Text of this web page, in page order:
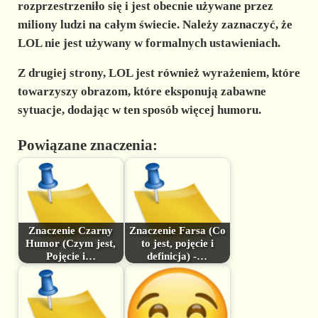
rozprzestrzeniło się i jest obecnie używane przez
miliony ludzi na całym świecie. Należy zaznaczyć, że
LOL nie jest używany w formalnych ustawieniach.
Z drugiej strony, LOL jest również wyrażeniem, które
towarzyszy obrazom, które eksponują zabawne
sytuacje, dodając w ten sposób więcej humoru.
Powiązane znaczenia:
Znaczenie Czarny
Humor (Czym jest,
Pojęcie i…
Znaczenie Farsa (Co
to jest, pojęcie i
definicja) -…